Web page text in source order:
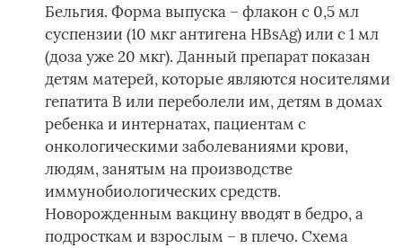
Бельгия. Форма выпуска – флакон с 0,5 мл
суспензии (10 мкг антигена HBsAg) или с 1 мл
(доза уже 20 мкг). Данный препарат показан
детям матерей, которые являются носителями
гепатита В или переболели им, детям в домах
ребенка и интернатах, пациентам с
онкологическими заболеваниями крови,
людям, занятым на производстве
иммунобиологических средств.
Новорожденным вакцину вводят в бедро, а
подросткам и взрослым – в плечо. Схема